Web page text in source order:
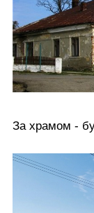
За храмом -